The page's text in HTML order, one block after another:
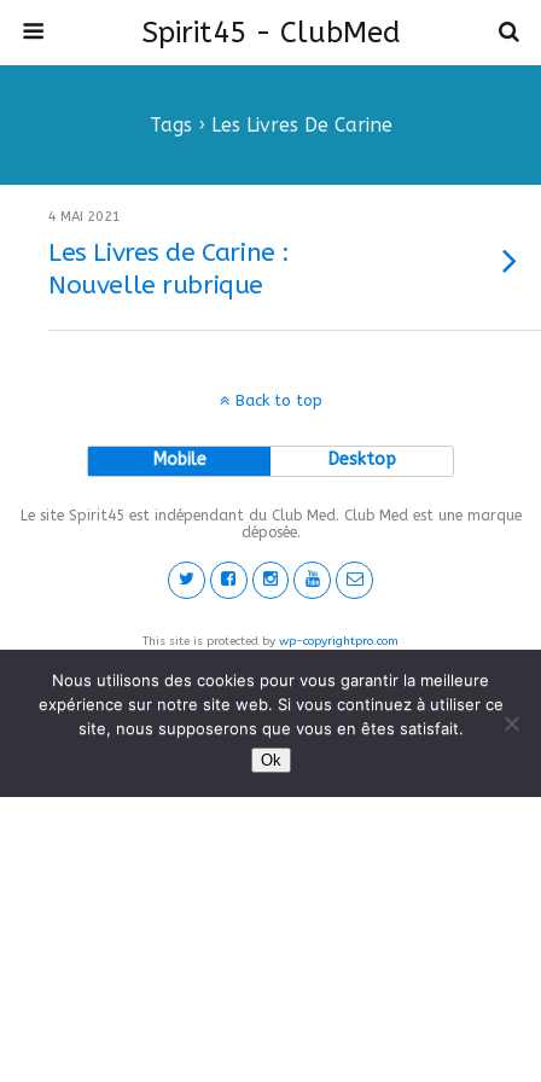
Spirit45 - ClubMed
Tags › Les Livres De Carine
4 MAI 2021
Les Livres de Carine :
Nouvelle rubrique
Back to top
Mobile Desktop
Le site Spirit45 est indépendant du Club Med. Club Med est une marque
déposée.
This site is protected by wp-copyrightpro.com
Nous utilisons des cookies pour vous garantir la meilleure
expérience sur notre site web. Si vous continuez à utiliser ce
site, nous supposerons que vous en êtes satisfait.
Ok